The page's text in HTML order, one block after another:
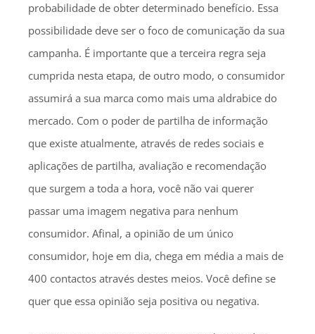
probabilidade de obter determinado benefício. Essa
possibilidade deve ser o foco de comunicação da sua
campanha. É importante que a terceira regra seja
cumprida nesta etapa, de outro modo, o consumidor
assumirá a sua marca como mais uma aldrabice do
mercado. Com o poder de partilha de informação
que existe atualmente, através de redes sociais e
aplicações de partilha, avaliação e recomendação
que surgem a toda a hora, você não vai querer
passar uma imagem negativa para nenhum
consumidor. Afinal, a opinião de um único
consumidor, hoje em dia, chega em média a mais de
400 contactos através destes meios. Você define se
quer que essa opinião seja positiva ou negativa.